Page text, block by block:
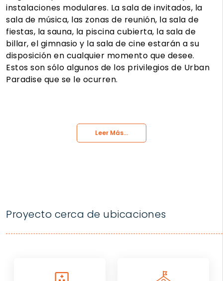
instalaciones modulares. La sala de invitados, la
sala de música, las zonas de reunión, la sala de
fiestas, la sauna, la piscina cubierta, la sala de
billar, el gimnasio y la sala de cine estarán a su
disposición en cualquier momento que desee.
Estos son sólo algunos de los privilegios de Urban
Paradise que se le ocurren.
Leer Más...
Proyecto cerca de ubicaciones